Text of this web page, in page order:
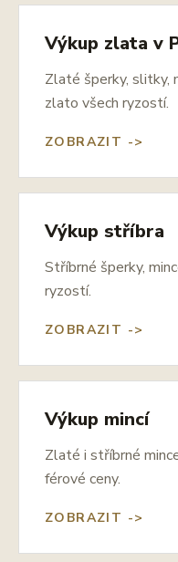
Výkup zlata v
Zlaté šperky, slitky,
zlato všech ryzostí.
ZOBRAZIT ->
Výkup stříbra
Stříbrné šperky,
ryzostí.
ZOBRAZIT ->
Výkup mincí
Zlaté i stříbrné
férové ceny.
ZOBRAZIT ->